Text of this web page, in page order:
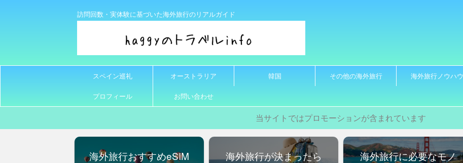
訪問回数・実体験に基づいた海外旅行のリアルガイド
スペイン巡礼 オーストラリア 韓国 その他の海外旅行 海外旅行ノウハウ
プロフィール お問い合わせ
当サイトではプロモーションが含まれています
海外旅行おすすめeSIM 海外旅行が決まったら 海外旅行に必要なモノ